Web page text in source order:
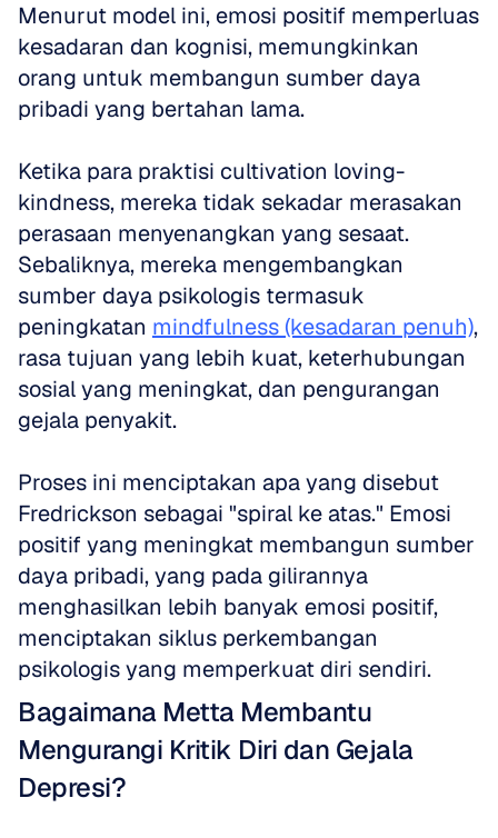
Menurut model ini, emosi positif memperluas
kesadaran dan kognisi, memungkinkan
orang untuk membangun sumber daya
pribadi yang bertahan lama.
Ketika para praktisi cultivation loving-
kindness, mereka tidak sekadar merasakan
perasaan menyenangkan yang sesaat.
Sebaliknya, mereka mengembangkan
sumber daya psikologis termasuk
peningkatan mindfulness (kesadaran penuh),
rasa tujuan yang lebih kuat, keterhubungan
sosial yang meningkat, dan pengurangan
gejala penyakit.
Proses ini menciptakan apa yang disebut
Fredrickson sebagai "spiral ke atas." Emosi
positif yang meningkat membangun sumber
daya pribadi, yang pada gilirannya
menghasilkan lebih banyak emosi positif,
menciptakan siklus perkembangan
psikologis yang memperkuat diri sendiri.
Bagaimana Metta Membantu
Mengurangi Kritik Diri dan Gejala
Depresi?